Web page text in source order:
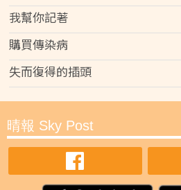
我幫你記著
購買傳染病
失而復得的插頭
晴報 Sky Post